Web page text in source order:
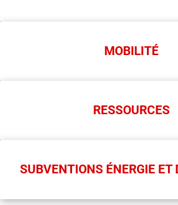
MOBILITÉ
RESSOURCES
SUBVENTIONS ÉNERGIE ET